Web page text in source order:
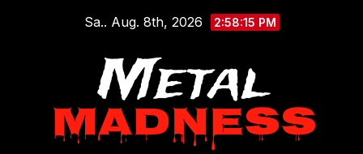
Sa.. Aug. 8th, 2026 2:58:15 PM